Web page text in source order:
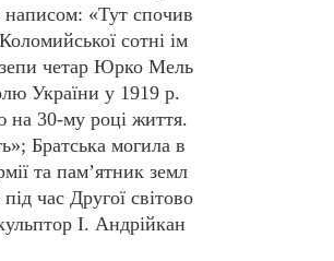
«Тут спочив
сотні ім
четар Юрко Мель
України у 1919 р.
на 30-му році життя.
Братська могила в
та пам’ятник земл
час Другої світово
І. Андрійкан